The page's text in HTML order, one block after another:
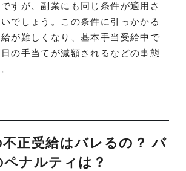
すが、副業にも同じ条件が適用さ
でしょう。この条件に引っかかる
が難しくなり、基本手当受給中で
の手当てが減額されるなどの事態
不正受給はバレるの？ バ
ナルティは？